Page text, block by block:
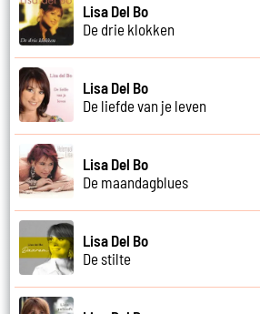
Lisa Del Bo
De drie klokken
Lisa Del Bo
De liefde van je leven
Lisa Del Bo
De maandagblues
Lisa Del Bo
De stilte